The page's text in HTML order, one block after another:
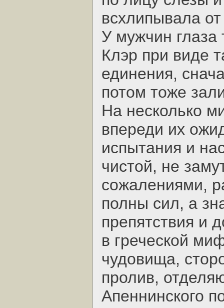
всхлипывала
У мужчин
Клэр при виде
единения,
потом тоже
На несколько
впереди их
испытания и
чистой, не
сожалениями,
полны сил, а
препятствия и
в греческой
чудовища,
пролив,
Апеннинского